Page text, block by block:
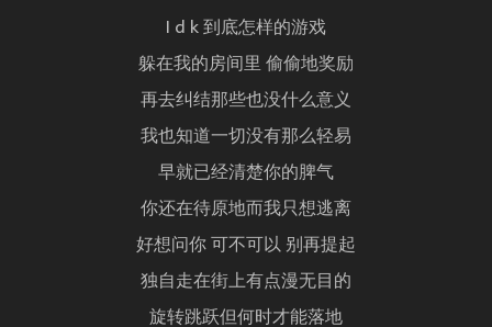
I d k 到底怎样的游戏
躲在我的房间里 偷偷地奖励
再去纠结那些也没什么意义
我也知道一切没有那么轻易
早就已经清楚你的脾气
你还在待原地而我只想逃离
好想问你 可不可以 别再提起
独自走在街上有点漫无目的
旋转跳跃但何时才能落地